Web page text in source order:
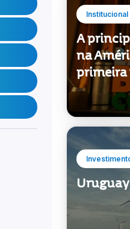
Institucional
A
na
primeira